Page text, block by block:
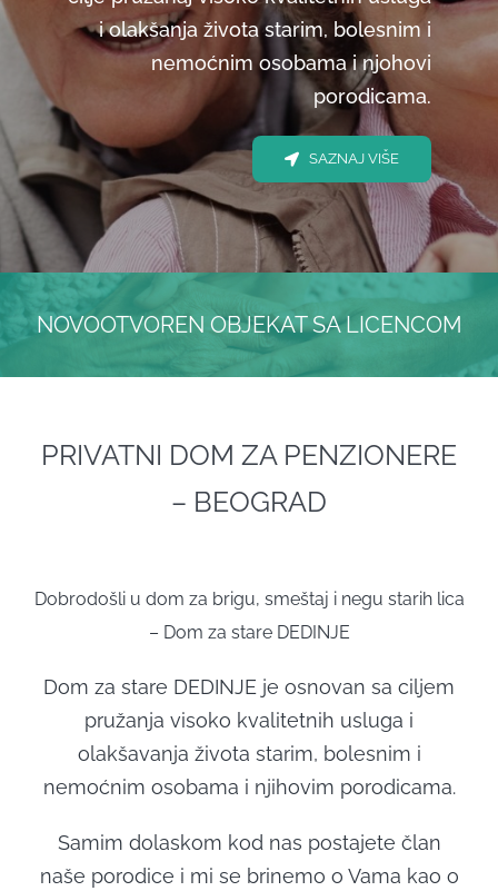
SMEŠTAJ
ČLANCI
GALERIJA
KONTAKT
i olakšanja života starim, bolesnim i
nemoćnim osobama i njohovi
porodicama.
SAZNAJ VIŠE
NOVOOTVOREN OBJEKAT SA LICENCOM
PRIVATNI DOM ZA PENZIONERE
– BEOGRAD
Dobrodošli u dom za brigu, smeštaj i negu starih lica
– Dom za stare DEDINJE
Dom za stare DEDINJE je osnovan sa ciljem
pružanja visoko kvalitetnih usluga i
olakšavanja života starim, bolesnim i
nemoćnim osobama i njihovim porodicama.
Samim dolaskom kod nas postajete član
naše porodice i mi se brinemo o Vama kao o